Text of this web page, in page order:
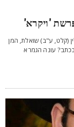
'ויקרא'
ע"ב) שואלת, המן
עונה הגמרא